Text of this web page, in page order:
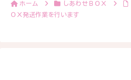
ホーム しあわせＢＯＸ
ＯＸ発送作業を行います